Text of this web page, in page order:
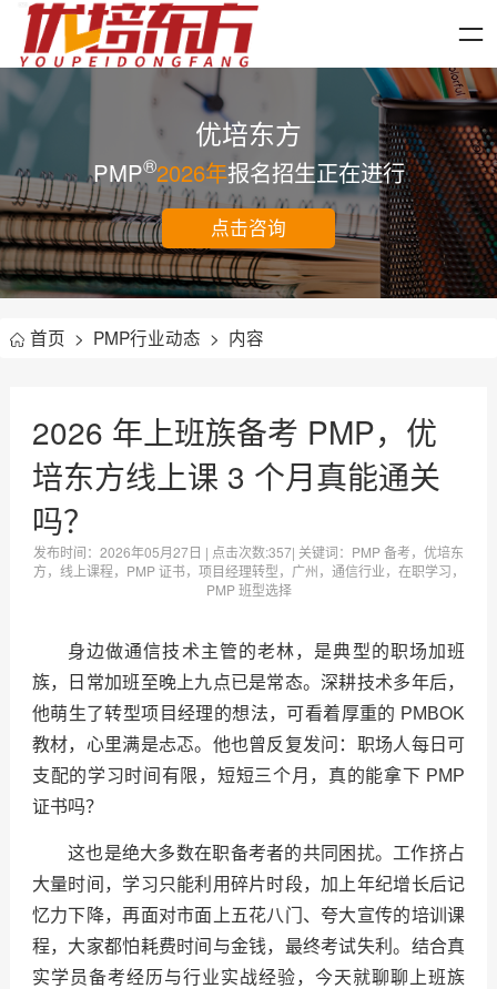
优培东方
PMP®2026年报名招生正在进行
点击咨询
首页 > PMP行业动态 > 内容
2026 年上班族备考 PMP，优
培东方线上课 3 个月真能通关
吗？
发布时间： 2026年05月27日 | 点击次数:357| 关键词：PMP 备考，优培东
方，线上课程，PMP 证书，项目经理转型，广州，通信行业，在职学习，
PMP 班型选择
身边做通信技术主管的老林，是典型的职场加班
族，日常加班至晚上九点已是常态。深耕技术多年后，
他萌生了转型项目经理的想法，可看着厚重的 PMBOK
教材，心里满是忐忑。他也曾反复发问：职场人每日可
支配的学习时间有限，短短三个月，真的能拿下 PMP
证书吗？
这也是绝大多数在职备考者的共同困扰。工作挤占
大量时间，学习只能利用碎片时段，加上年纪增长后记
忆力下降，再面对市面上五花八门、夸大宣传的培训课
程，大家都怕耗费时间与金钱，最终考试失利。结合真
实学员备考经历与行业实战经验，今天就聊聊上班族